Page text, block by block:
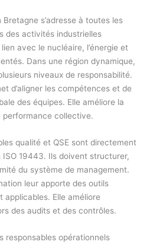
s’adresse à toutes les
des activités industrielles
avec le nucléaire, l’énergie et
Dans une région dynamique,
niveaux de responsabilité.
d’aligner les compétences et de
des équipes. Elle améliore la
performance collective.
qualité et QSE sont directement
19443. Ils doivent structurer,
du système de management.
leur apporte des outils
Elle améliore
des audits et des contrôles.
responsables opérationnels